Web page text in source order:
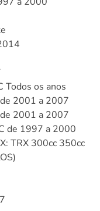
Todos os anos
2001 a 2007
2001 a 2007
de 1997 a 2000
TRX 300cc 350cc